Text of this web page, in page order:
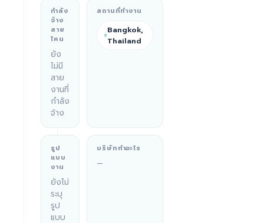
กำลัง
จ้าง
สาย
ไหน
ยัง
ไม่มี
สาย
งานที่
กำลัง
จ้าง
สถานที่ทำงาน
Bangkok,
Thailand
รูป
แบบ
งาน
ยังไม่
ระบุ
รูป
แบบ
บริษัททำอะไร
—